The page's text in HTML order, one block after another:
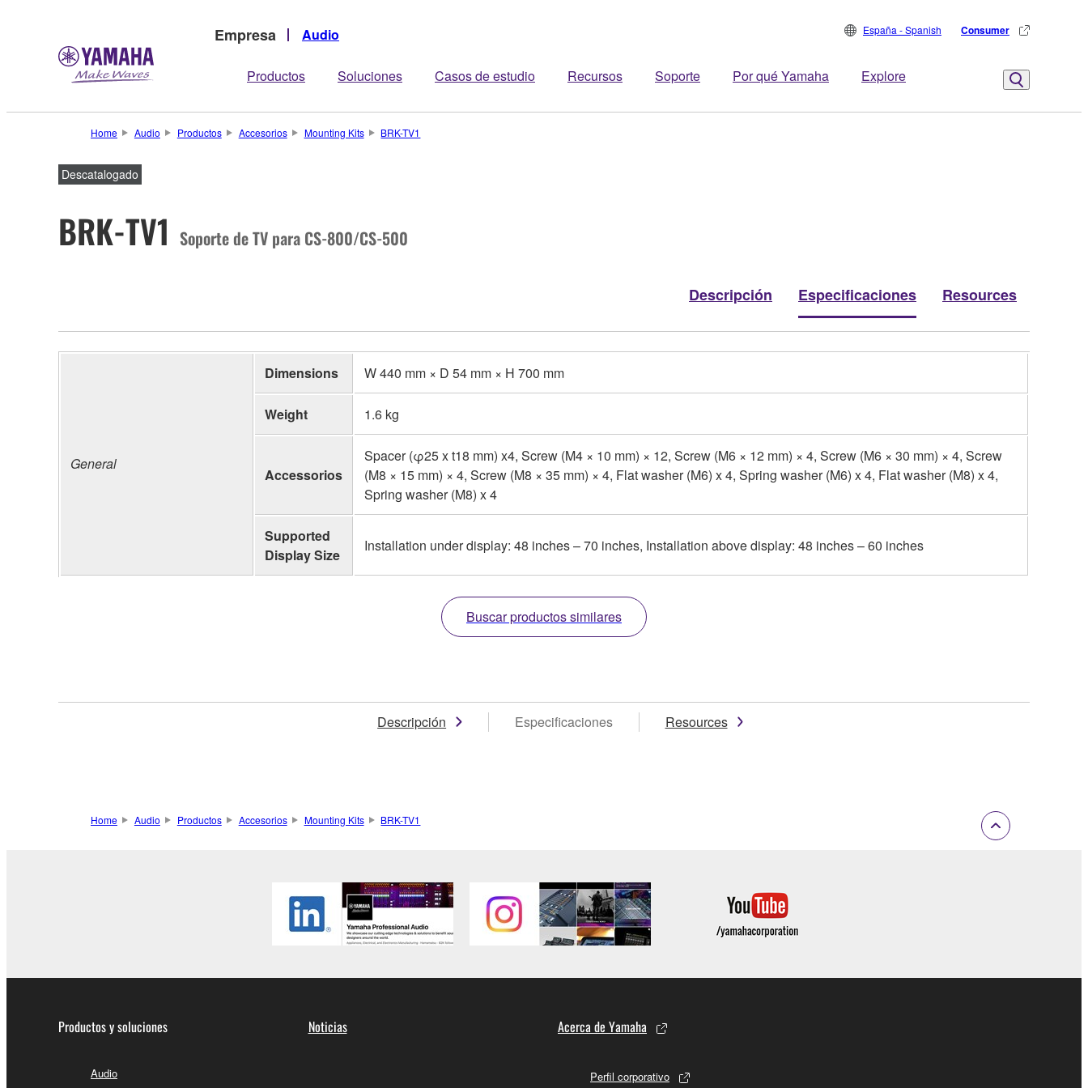
Empresa Audio
Productos Soluciones Casos de estudio Recursos Soporte Por qué Yamaha Explore
España - Spanish Consumer
Home Audio Productos Accesorios Mounting Kits BRK-TV1
Descatalogado
BRK-TV1 Soporte de TV para CS-800/CS-500
Descripción Especificaciones Resources
General
Dimensions W 440 mm × D 54 mm × H 700 mm
Weight 1.6 kg
Accessorios
Spacer (φ25 x t18 mm) x4, Screw (M4 × 10 mm) × 12, Screw (M6 × 12 mm) × 4, Screw (M6 × 30 mm) × 4, Screw
(M8 × 15 mm) × 4, Screw (M8 × 35 mm) × 4, Flat washer (M6) x 4, Spring washer (M6) x 4, Flat washer (M8) x 4,
Spring washer (M8) x 4
Supported
Display Size
Installation under display: 48 inches – 70 inches, Installation above display: 48 inches – 60 inches
Buscar productos similares
Descripción Especificaciones Resources
Home Audio Productos Accesorios Mounting Kits BRK-TV1
Productos y soluciones
Audio
Noticias Acerca de Yamaha
Perfil corporativo